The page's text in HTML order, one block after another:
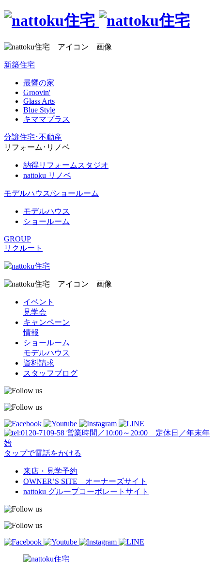
新築住宅
最響の家
Groovin'
Glass Arts
Blue Style
キママプラス
分譲住宅･不動産
リフォーム･リノベ
納得リフォームスタジオ
nattoku リノベ
モデルハウス/ショールーム
モデルハウス
ショールーム
GROUP
リクルート
イベント
見学会
キャンペーン
情報
ショールーム
モデルハウス
資料請求
スタッフブログ
営業時間／10:00～20:00 定休日／年末年
始
タップで電話をかける
来店・見学予約
OWNER’S SITE オーナーズサイト
nattoku グループコーポレートサイト